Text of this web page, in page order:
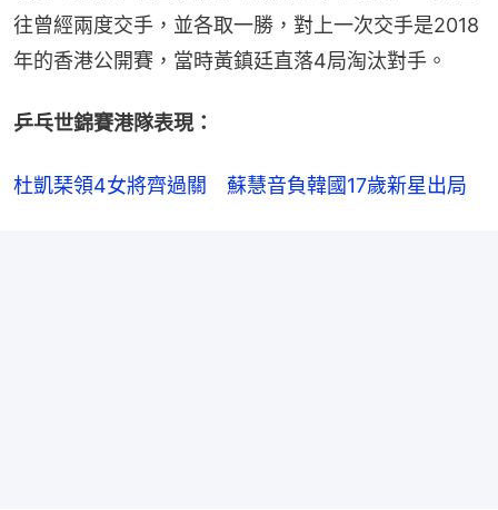
往曾經兩度交手，並各取一勝，對上一次交手是2018
年的香港公開賽，當時黃鎮廷直落4局淘汰對手。
乒乓世錦賽港隊表現：
杜凱琹領4女將齊過關　蘇慧音負韓國17歲新星出局